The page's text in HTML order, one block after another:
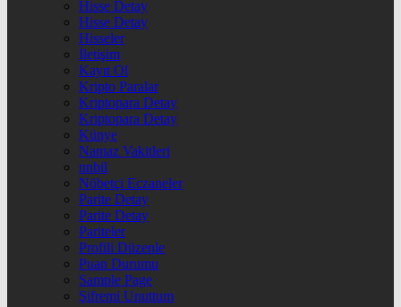
Hisse Detay
Hisse Detay
Hisseler
İletişim
Kayıt Ol
Kripto Paralar
Kriptopara Detay
Kriptopara Detay
Künye
Namaz Vakitleri
nnbil
Nöbetçi Eczaneler
Parite Detay
Parite Detay
Pariteler
Profili Düzenle
Puan Durumu
Sample Page
Şifremi Unuttum